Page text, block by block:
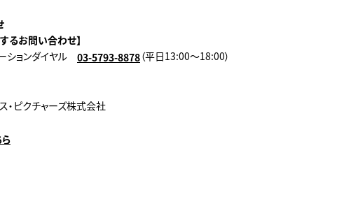
るお問い合わせ】
ションダイヤル 03-5793-8878（平日13:00～18:00）
・ピクチャーズ株式会社
ら